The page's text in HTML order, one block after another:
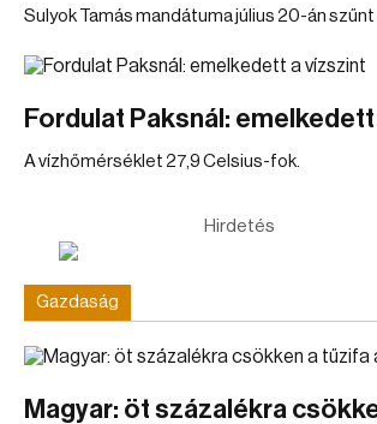
Sulyok Tamás mandátuma július 20-án szűnt
Fordulat Paksnál:
A vízhőmérséklet 27,9 Celsius-fok.
Hirdetés
Gazdaság
Magyar: öt százalékra